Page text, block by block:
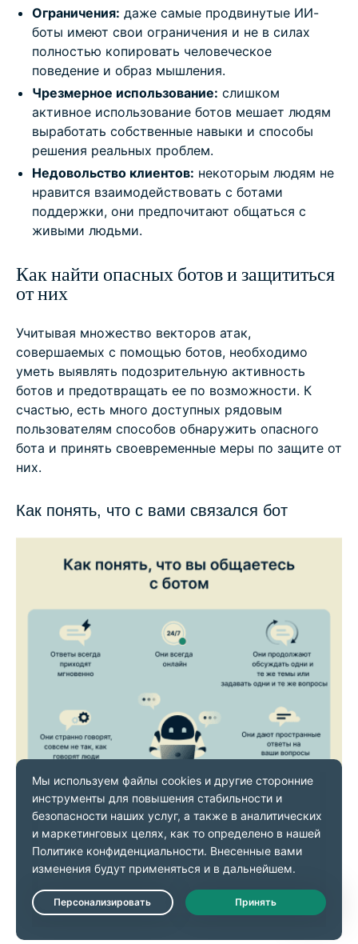
Ограничения: даже самые продвинутые ИИ-
боты имеют свои ограничения и не в силах
полностью копировать человеческое
поведение и образ мышления.
Чрезмерное использование: слишком
активное использование ботов мешает людям
выработать собственные навыки и способы
решения реальных проблем.
Недовольство клиентов: некоторым людям не
нравится взаимодействовать с ботами
поддержки, они предпочитают общаться с
живыми людьми.
Как найти опасных ботов и защититься
от них
Учитывая множество векторов атак,
совершаемых с помощью ботов, необходимо
уметь выявлять подозрительную активность
ботов и предотвращать ее по возможности. К
счастью, есть много доступных рядовым
пользователям способов обнаружить опасного
бота и принять своевременные меры по защите от
них.
Как понять, что с вами связался бот
Следующие признаки позволят с достаточной
уверенностью сказать, что ваш собеседник в
соцсетях (и не только) является ботом:
Live Chat